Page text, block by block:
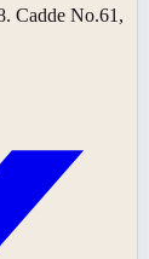
Cadde No.61,